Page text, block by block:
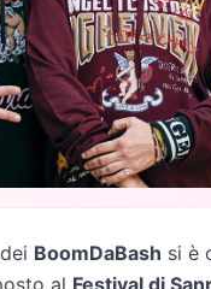
dei BoomDaBash si è
al Festival di